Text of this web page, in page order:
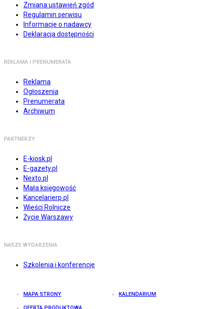
Zmiana ustawień zgód
Regulamin serwisu
Informacje o nadawcy
Deklaracja dostępności
REKLAMA I PRENUMERATA
Reklama
Ogłoszenia
Prenumerata
Archiwum
PARTNERZY
E-kiosk.pl
E-gazety.pl
Nexto.pl
Mała księgowość
Kancelarierp.pl
Wieści Rolnicze
Życie Warszawy
NASZE WYDARZENIA
Szkolenia i konferencje
MAPA STRONY KALENDARIUM